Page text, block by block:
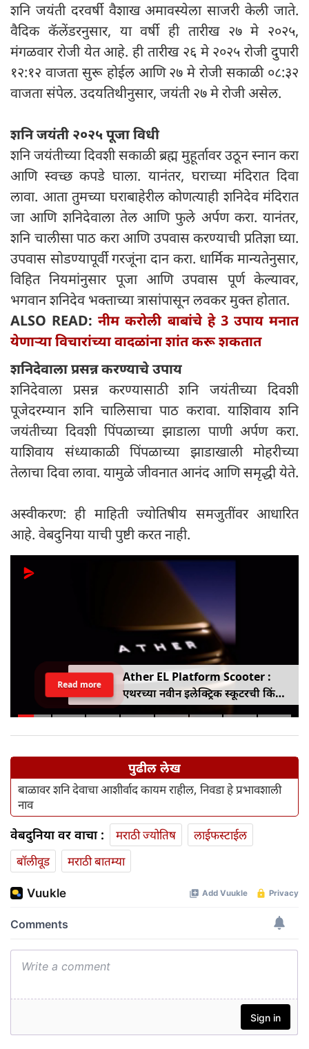
शनि जयंती दरवर्षी वैशाख अमावस्येला साजरी केली जाते.
वैदिक कॅलेंडरनुसार, या वर्षी ही तारीख २७ मे २०२५,
मंगळवार रोजी येत आहे. ही तारीख २६ मे २०२५ रोजी दुपारी
१२:१२ वाजता सुरू होईल आणि २७ मे रोजी सकाळी ०८:३२
वाजता संपेल. उदयतिथीनुसार, जयंती २७ मे रोजी असेल.
शनि जयंती २०२५ पूजा विधी
शनि जयंतीच्या दिवशी सकाळी ब्रह्म मुहूर्तावर उठून स्नान करा
आणि स्वच्छ कपडे घाला. यानंतर, घराच्या मंदिरात दिवा
लावा. आता तुमच्या घराबाहेरील कोणत्याही शनिदेव मंदिरात
जा आणि शनिदेवाला तेल आणि फुले अर्पण करा. यानंतर,
शनि चालीसा पाठ करा आणि उपवास करण्याची प्रतिज्ञा घ्या.
उपवास सोडण्यापूर्वी गरजूंना दान करा. धार्मिक मान्यतेनुसार,
विहित नियमांनुसार पूजा आणि उपवास पूर्ण केल्यावर,
भगवान शनिदेव भक्ताच्या त्रासांपासून लवकर मुक्त होतात.
ALSO READ:नीम करोली बाबांचे हे 3 उपाय मनात
येणाऱ्या विचारांच्या वादळांना शांत करू शकतात
शनिदेवाला प्रसन्न करण्याचे उपाय
शनिदेवाला प्रसन्न करण्यासाठी शनि जयंतीच्या दिवशी
पूजेदरम्यान शनि चालिसाचा पाठ करावा. याशिवाय शनि
जयंतीच्या दिवशी पिंपळाच्या झाडाला पाणी अर्पण करा.
याशिवाय संध्याकाळी पिंपळाच्या झाडाखाली मोहरीच्या
तेलाचा दिवा लावा. यामुळे जीवनात आनंद आणि समृद्धी येते.
अस्वीकरण: ही माहिती ज्योतिषीय समजुतींवर आधारित
आहे. वेबदुनिया याची पुष्टी करत नाही.
Ather EL Platform Scooter :
एथरच्या नवीन इलेक्ट्रिक स्कूटरची किंमत
जाहीर, जाणून घ्या कोनार्कमध्ये कोणती
Read more
पुढील लेख
बाळावर शनि देवाचा आशीर्वाद कायम राहील, निवडा हे प्रभावशाली
नाव
वेबदुनिया वर वाचा : मराठी ज्योतिष
लाईफस्टाईल
बॉलीवूड
मराठी बातम्या